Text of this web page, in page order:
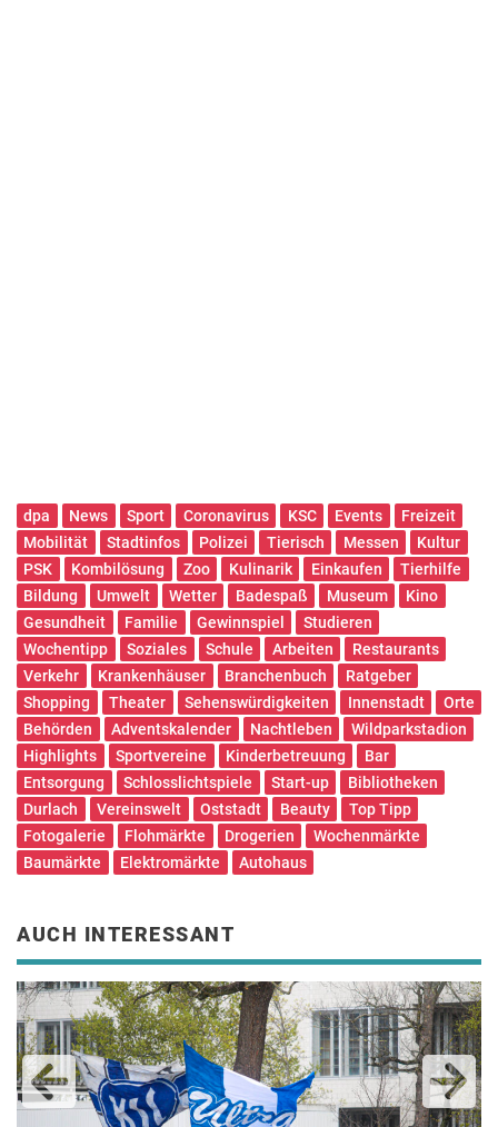
dpa News Sport Coronavirus KSC Events
Freizeit
Mobilität
Stadtinfos Polizei Tierisch Messen
Kultur
PSK
Kombilösung Zoo Kulinarik Einkaufen
Tierhilfe
Bildung
Umwelt Wetter Badespaß Museum
Kino
Gesundheit
Familie Gewinnspiel
Studieren
Wochentipp
Soziales Schule Arbeiten
Restaurants
Verkehr
Krankenhäuser Branchenbuch
Ratgeber
Shopping
Theater Sehenswürdigkeiten Innenstadt
Orte
Behörden
Adventskalender Nachtleben
Wildparkstadion
Highlights
Sportvereine Kinderbetreuung
Bar
Entsorgung
Schlosslichtspiele Start-up
Bibliotheken
Durlach
Vereinswelt Oststadt Beauty
Top Tipp
Fotogalerie
Flohmärkte Drogerien
Wochenmärkte
Baumärkte
Elektromärkte Autohaus
AUCH INTERESSANT